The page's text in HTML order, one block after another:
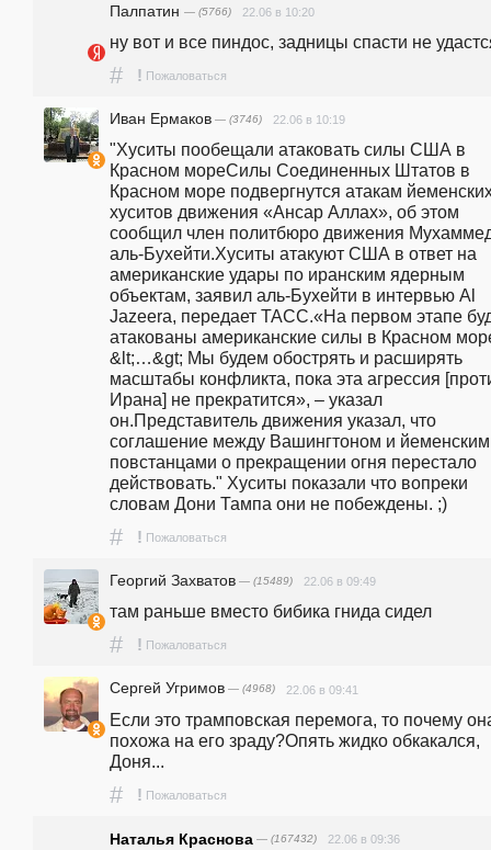
Палпатин — (5766) 22.06 в 10:20
ну вот и все пиндос, задницы спасти не
# ! Пожаловаться
Иван Ермаков — (3746) 22.06 в 10:19
"Хуситы пообещали атаковать силы США в
Красном мореСилы Соединенных Штатов в
Красном море подвергнутся атакам
хуситов движения «Ансар Аллах», об этом
сообщил член политбюро движения
аль-Бухейти.Хуситы атакуют США в ответ на
американские удары по иранским ядерным
объектам, заявил аль-Бухейти в интервью Al
Jazeera, передает ТАСС.«На первом этапе
атакованы американские силы в Красном
&lt;…&gt; Мы будем обострять и расширять
масштабы конфликта, пока эта агрессия
Ирана] не прекратится», – указал
он.Представитель движения указал, что
соглашение между Вашингтоном и
повстанцами о прекращении огня перестало
действовать." Хуситы показали что вопреки
словам Дони Тампа они не побеждены. ;)
# ! Пожаловаться
Георгий Захватов — (15489) 22.06 в 09:49
там раньше вместо бибика гнида сидел
# ! Пожаловаться
Сергей Угримов — (4968) 22.06 в 09:41
Если это трамповская перемога, то почему
похожа на его зраду?Опять жидко обкакался,
Доня...
# ! Пожаловаться
Наталья Краснова — (167432) 22.06 в 09:36